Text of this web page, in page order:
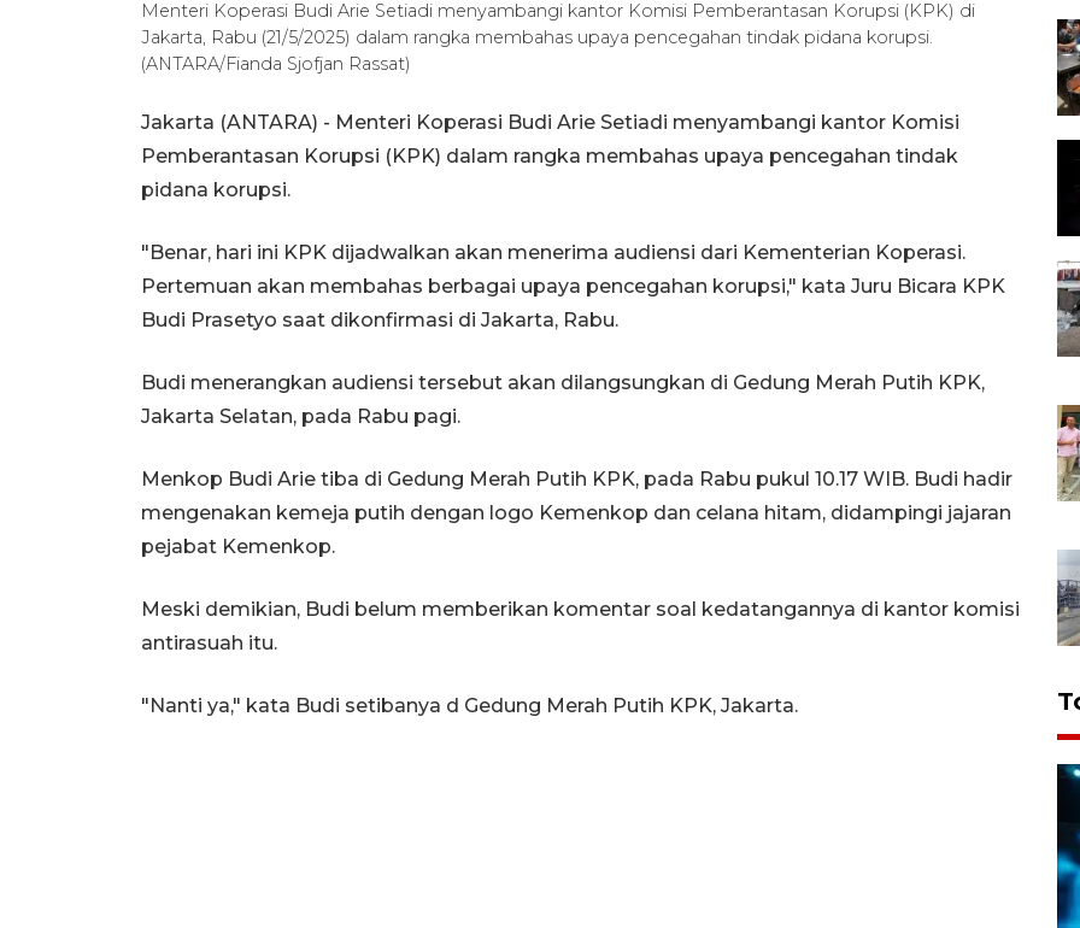
Menteri Koperasi Budi Arie Setiadi menyambangi kantor Komisi Pemberantasan Korupsi (KPK) di
Jakarta, Rabu (21/5/2025) dalam rangka membahas upaya pencegahan tindak pidana korupsi.
(ANTARA/Fianda Sjofjan Rassat)
Jakarta (ANTARA) - Menteri Koperasi Budi Arie Setiadi menyambangi kantor Komisi
Pemberantasan Korupsi (KPK) dalam rangka membahas upaya pencegahan tindak
pidana korupsi.
"Benar, hari ini KPK dijadwalkan akan menerima audiensi dari Kementerian Koperasi.
Pertemuan akan membahas berbagai upaya pencegahan korupsi," kata Juru Bicara KPK
Budi Prasetyo saat dikonfirmasi di Jakarta, Rabu.
Budi menerangkan audiensi tersebut akan dilangsungkan di Gedung Merah Putih KPK,
Jakarta Selatan, pada Rabu pagi.
Menkop Budi Arie tiba di Gedung Merah Putih KPK, pada Rabu pukul 10.17 WIB. Budi hadir
mengenakan kemeja putih dengan logo Kemenkop dan celana hitam, didampingi jajaran
pejabat Kemenkop.
Meski demikian, Budi belum memberikan komentar soal kedatangannya di kantor komisi
antirasuah itu.
"Nanti ya," kata Budi setibanya d Gedung Merah Putih KPK, Jakarta.